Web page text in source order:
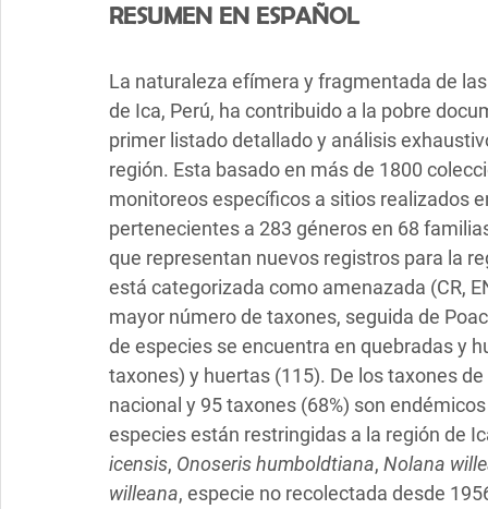
RESUMEN EN ESPAÑOL
La naturaleza efímera y fragmentada de
de Ica, Perú, ha contribuido a la pobre
primer listado detallado y análisis
región. Esta basado en más de 1800
monitoreos específicos a sitios realizados
pertenecientes a 283 géneros en 68
que representan nuevos registros para la
está categorizada como amenazada (CR,
mayor número de taxones, seguida de
de especies se encuentra en quebradas y
taxones) y huertas (115). De los taxones
nacional y 95 taxones (68%) son
especies están restringidas a la región de
icensis, Onoseris humboldtiana, Nolana
willeana, especie no recolectada desde